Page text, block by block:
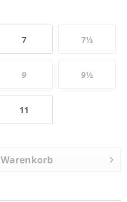
7 7½
9 9½
11
Warenkorb